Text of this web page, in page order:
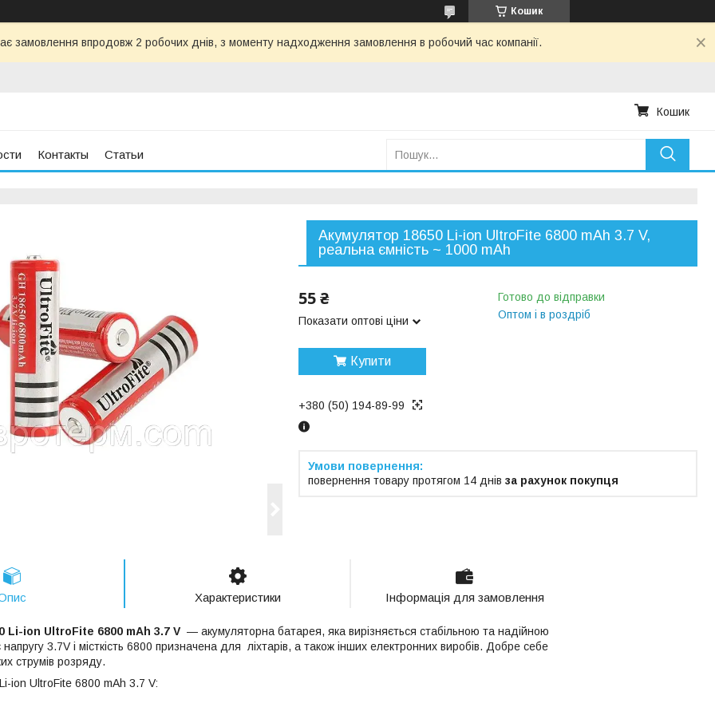
Кошик
замовлення впродовж 2 робочих днів, з моменту надходження замовлення в робочий час компанії.
Кошик
Контакты Статьи
Акумулятор 18650 Li-ion UltroFite 6800 mAh 3.7 V,
реальна ємність ~ 1000 mAh
55 ₴
Показати оптові ціни
Готово до відправки
Оптом і в роздріб
Купити
+380 (50) 194-89-99
повернення товару протягом 14 днів за рахунок покупця
Характеристики Інформація для замовлення
Li-ion UltroFite 6800 mAh 3.7 V — акумуляторна батарея, яка вирізняється стабільною та надійною
3.7V і місткість 6800 призначена для ліхтарів, а також інших електронних виробів. Добре себе
струмів розряду.
ion UltroFite 6800 mAh 3.7 V: